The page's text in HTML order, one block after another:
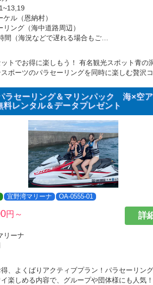
ケル（恩納村）
リング（海中道路周辺）
トでお得に楽しもう！ 有名観光スポット青の
ポーツのパラセーリングを同時に楽しむ贅沢
ラセーリング＆マリンパック 海×空
レンタル＆データプレゼント
宜野湾マリーナ OA-0555-01
円～
リーナ
詳
、よくばりアクティブプラン！パラセーリン
楽しめる内容で、グループや団体様にも人気！